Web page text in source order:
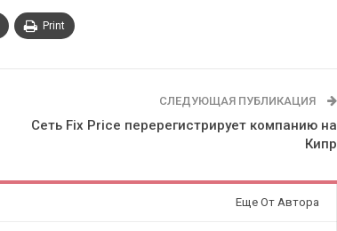
Print
СЛЕДУЮЩАЯ ПУБЛИКАЦИЯ
Сеть Fix Price перерегистрирует компанию на
Кипр
Еще От Автора